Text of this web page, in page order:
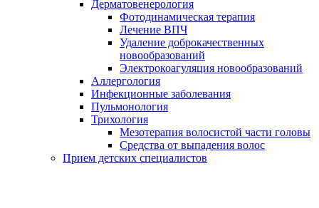
Дерматовенерология
Фотодинамическая терапия
Лечение ВПЧ
Удаление доброкачественных
новообразований
Электрокоагуляция новообразований
Аллергология
Инфекционные заболевания
Пульмонология
Трихология
Мезотерапия волосистой части головы
Средства от выпадения волос
Прием детских специалистов